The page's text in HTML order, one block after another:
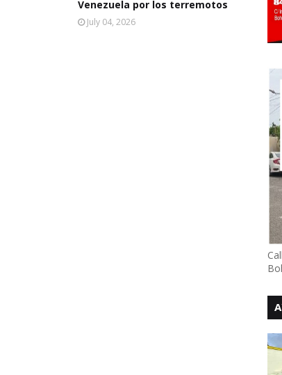
Venezuela por los terremotos
July 04, 2026